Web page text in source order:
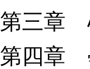
第三章
第四章